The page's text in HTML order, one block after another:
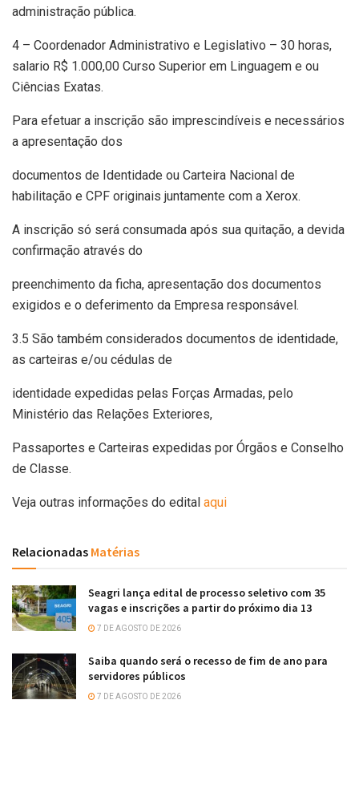
administração pública.
4 – Coordenador Administrativo e Legislativo – 30 horas,
salario R$ 1.000,00 Curso Superior em Linguagem e ou
Ciências Exatas.
Para efetuar a inscrição são imprescindíveis e necessários
a apresentação dos
documentos de Identidade ou Carteira Nacional de
habilitação e CPF originais juntamente com a Xerox.
A inscrição só será consumada após sua quitação, a devida
confirmação através do
preenchimento da ficha, apresentação dos documentos
exigidos e o deferimento da Empresa responsável.
3.5 São também considerados documentos de identidade,
as carteiras e/ou cédulas de
identidade expedidas pelas Forças Armadas, pelo
Ministério das Relações Exteriores,
Passaportes e Carteiras expedidas por Órgãos e Conselho
de Classe.
Veja outras informações do edital aqui
Relacionadas Matérias
Seagri lança edital de processo seletivo com 35
vagas e inscrições a partir do próximo dia 13
7 DE AGOSTO DE 2026
Saiba quando será o recesso de fim de ano para
servidores públicos
7 DE AGOSTO DE 2026